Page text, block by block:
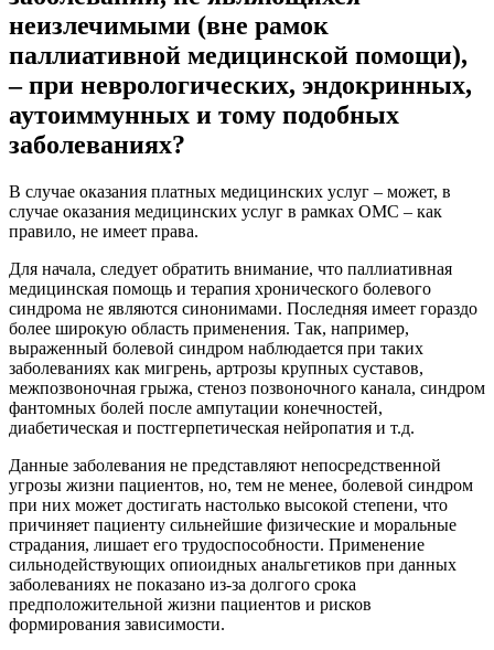
неизлечимыми (вне рамок
паллиативной медицинской помощи),
– при неврологических, эндокринных,
аутоиммунных и тому подобных
заболеваниях?
В случае оказания платных медицинских услуг – может, в
случае оказания медицинских услуг в рамках ОМС – как
правило, не имеет права.
Для начала, следует обратить внимание, что паллиативная
медицинская помощь и терапия хронического болевого
синдрома не являются синонимами. Последняя имеет гораздо
более широкую область применения. Так, например,
выраженный болевой синдром наблюдается при таких
заболеваниях как мигрень, артрозы крупных суставов,
межпозвоночная грыжа, стеноз позвоночного канала, синдром
фантомных болей после ампутации конечностей,
диабетическая и постгерпетическая нейропатия и т.д.
Данные заболевания не представляют непосредственной
угрозы жизни пациентов, но, тем не менее, болевой синдром
при них может достигать настолько высокой степени, что
причиняет пациенту сильнейшие физические и моральные
страдания, лишает его трудоспособности. Применение
сильнодействующих опиоидных анальгетиков при данных
заболеваниях не показано из-за долгого срока
предположительной жизни пациентов и рисков
формирования зависимости.